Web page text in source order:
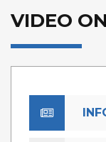
VIDEO